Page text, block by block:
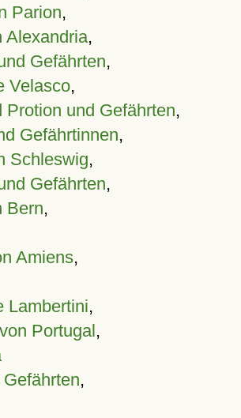
Parion,
Alexandria,
Gefährten,
Velasco,
Protion und Gefährten,
Gefährtinnen,
Schleswig,
Gefährten,
Bern,
Amiens,
Lambertini,
Portugal,
,